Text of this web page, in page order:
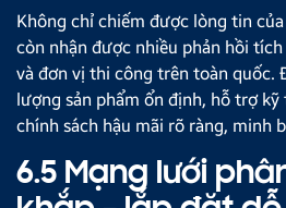
Không chỉ chiếm được lòng tin
còn nhận được nhiều phản hồi
và đơn vị thi công trên toàn quốc.
lượng sản phẩm ổn định, hỗ trợ
chính sách hậu mãi rõ ràng, minh
6.5 Mạng lưới